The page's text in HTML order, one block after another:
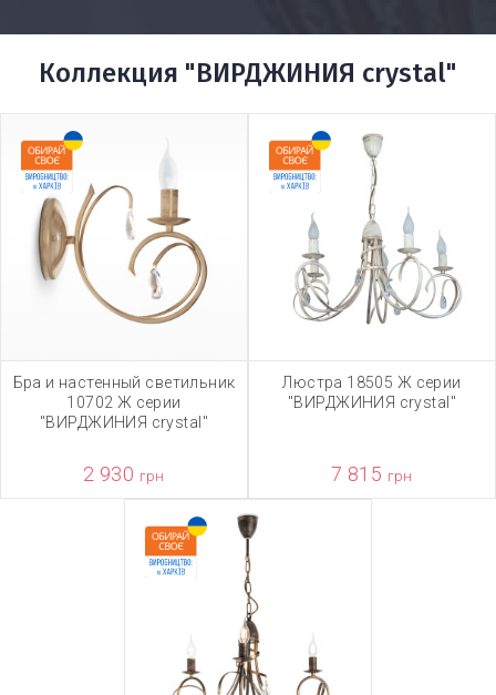
Коллекция "ВИРДЖИНИЯ crystal"
Бра и настенный светильник
10702 Ж серии
"ВИРДЖИНИЯ crystal"
2 930 грн
Люстра 18505 Ж серии
"ВИРДЖИНИЯ crystal"
7 815 грн